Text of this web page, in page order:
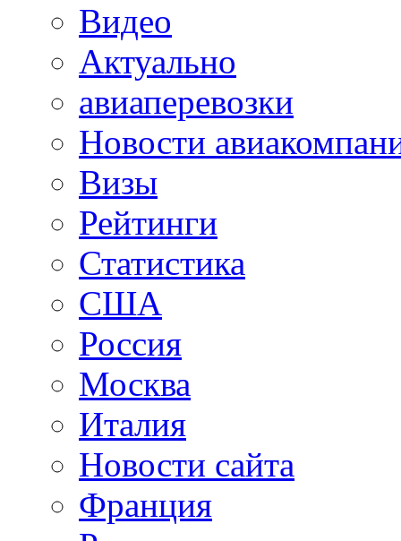
Видео
Актуально
авиаперевозки
Новости
Визы
Рейтинги
Статистика
США
Россия
Москва
Италия
Новости сайта
Франция